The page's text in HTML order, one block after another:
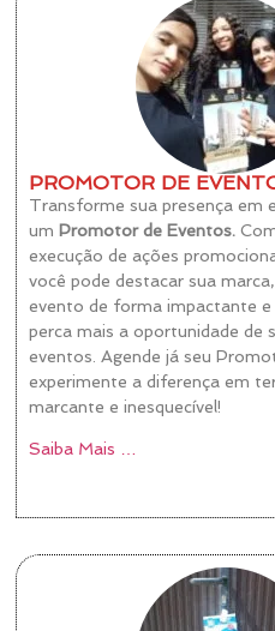
PROMOTOR DE
Transforme sua presença em
um Promotor de Eventos.
execução de ações
você pode destacar sua
evento de forma impactante e
perca mais a oportunidade de
eventos. Agende já seu
experimente a diferença em
marcante e inesquecível!
Saiba Mais …